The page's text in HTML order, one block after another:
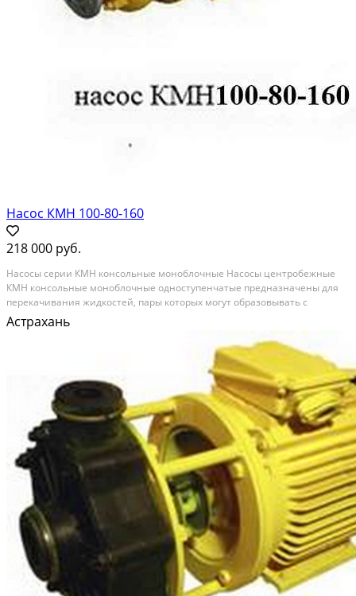
Насос КМН 100-80-160
218 000 руб.
Насосы серии КМН консольные моноблочные Насосы центробежные
КМН консольные моноблочные одноступенчатые предназначены для
перекачивания жидкостей, пары которых могут образовывать с
воздухом взрывоопасные смеси, категорий IIА и IIВ групп Т1, Т2, Т3, Т4 по
ГОСТ 12.1.011-78 Перекачиваемые жидкости -...
Астрахань